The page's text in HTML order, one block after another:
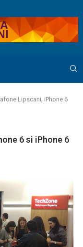
Lipscani, iPhone 6
6 si iPhone 6